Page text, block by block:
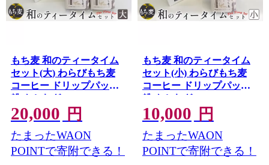
もち麦 和のティータイム
セット(大) わらびもち麦
コーヒー ドリップパック
粉 もちむぎ
20,000 円
たまったWAON
POINTで寄附できる！
もち麦 和のティータイム
セット(小) わらびもち麦
コーヒー ドリップパック
粉 もちむぎ
10,000 円
たまったWAON
POINTで寄附できる！